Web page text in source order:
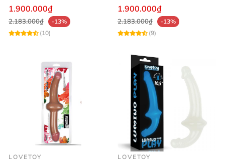
Dương Vật Giả 2 Đầu
1.900.000₫
2.183.000₫
-13%
(10)
kích thích
1.900.000₫
2.183.000₫
-13%
(9)
LOVETOY LOVETOY